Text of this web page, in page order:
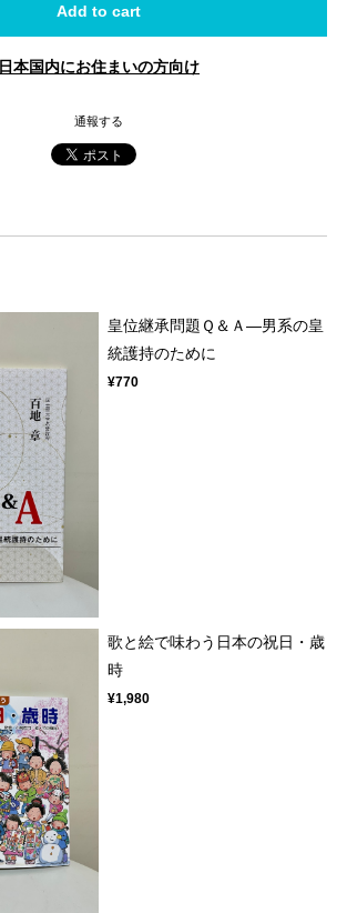
Add to cart
日本国内にお住まいの方向け
通報する
皇位継承問題Ｑ＆Ａ―男系の皇
統護持のために
¥770
歌と絵で味わう日本の祝日・歳
時
¥1,980